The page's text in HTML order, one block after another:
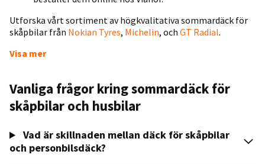
Utforska vårt sortiment av högkvalitativa sommardäck för
skåpbilar från Nokian Tyres, Michelin, och GT Radial.
Visa mer
Vanliga frågor kring sommardäck för
skåpbilar och husbilar
Vad är skillnaden mellan däck för skåpbilar
och personbilsdäck?